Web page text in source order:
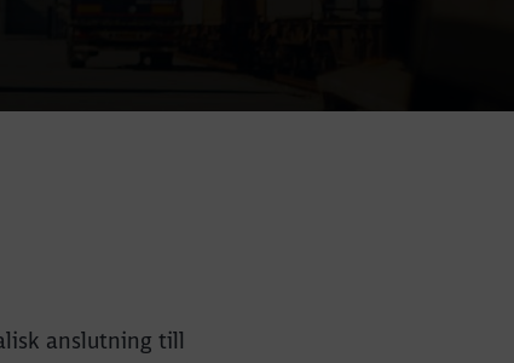
anslutning till